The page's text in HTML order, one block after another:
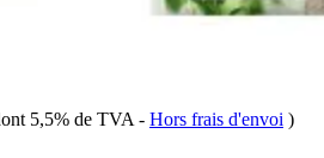
5,5% de TVA - Hors frais d'envoi )